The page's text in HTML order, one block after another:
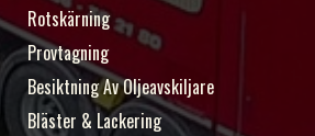
Rotskärning
Provtagning
Besiktning Av Oljeavskiljare
Bläster & Lackering